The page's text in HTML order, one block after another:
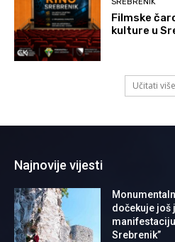
SREBRENIK
Filmske
kulture u
Učitati više
Najnovije vijesti
dočekuje još
Srebrenik”